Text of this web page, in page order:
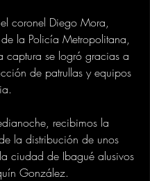
coronel Diego Mora,
la Policía Metropolitana,
captura se logró gracias a
de patrullas y equipos
recibimos la
la distribución de unos
ciudad de Ibagué alusivos
González.